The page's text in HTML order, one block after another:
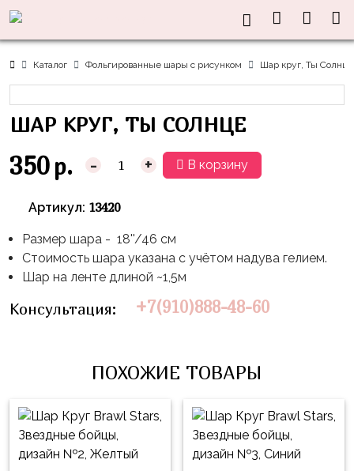
Каталог Фольгированные шары с рисунком Шар круг, Ты Солнце
ШАР КРУГ, ТЫ СОЛНЦЕ
350 р. - + В корзину
Артикул: 13420
Размер шара - 18''/46 см
Стоимость шара указана с учётом надува гелием.
Шар на ленте длиной ~1,5м
Консультация: +7(910)888-48-60
ПОХОЖИЕ ТОВАРЫ
консультация?
Акции
Каталог
Латексные
шары
без
рисунка
Латексные
с
рисунком
сердца/
Фольга
81
см
Праздники
8
марта
23
февраля,
Родился
День
Рождения
LOVE
1
Сентября
Хэллоуин
Тематики
Оранжевая
Корова
Маша
и
Синий
Трактор
Миньоны
Ми-
ми-
мишки
Информация
О нас
Доставка
и оплата
Скидки
Контакты
+7(910)888-
60
г.
Бор,
ул.